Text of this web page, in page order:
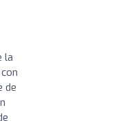
la
de